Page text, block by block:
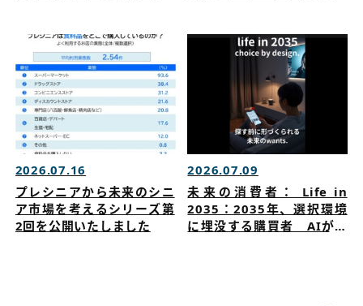
2026.07.16
プレシニアから未来のシニ
ア市場を考えるシリーズ第
2回を公開いたしました
2026.07.09
未来の消費者： Life in
2035：2035年、選択環境
に埋没する購買者 AIが購